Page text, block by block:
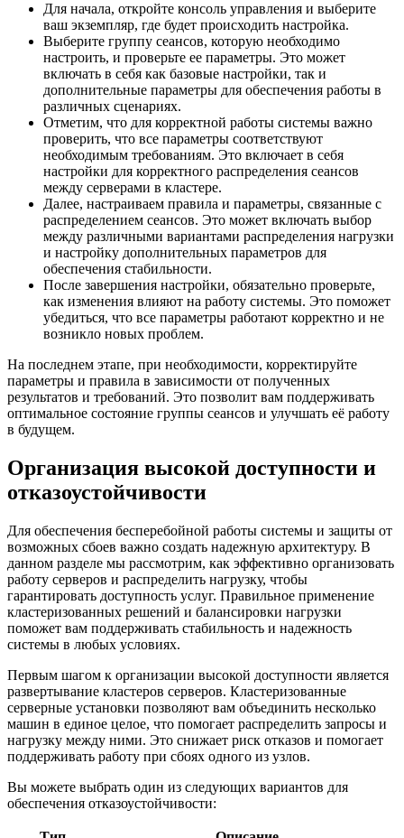
Для начала, откройте консоль управления и выберите
ваш экземпляр, где будет происходить настройка.
Выберите группу сеансов, которую необходимо
настроить, и проверьте ее параметры. Это может
включать в себя как базовые настройки, так и
дополнительные параметры для обеспечения работы в
различных сценариях.
Отметим, что для корректной работы системы важно
проверить, что все параметры соответствуют
необходимым требованиям. Это включает в себя
настройки для корректного распределения сеансов
между серверами в кластере.
Далее, настраиваем правила и параметры, связанные с
распределением сеансов. Это может включать выбор
между различными вариантами распределения нагрузки
и настройку дополнительных параметров для
обеспечения стабильности.
После завершения настройки, обязательно проверьте,
как изменения влияют на работу системы. Это поможет
убедиться, что все параметры работают корректно и не
возникло новых проблем.
На последнем этапе, при необходимости, корректируйте
параметры и правила в зависимости от полученных
результатов и требований. Это позволит вам поддерживать
оптимальное состояние группы сеансов и улучшать её работу
в будущем.
Организация высокой доступности и
отказоустойчивости
Для обеспечения бесперебойной работы системы и защиты от
возможных сбоев важно создать надежную архитектуру. В
данном разделе мы рассмотрим, как эффективно организовать
работу серверов и распределить нагрузку, чтобы
гарантировать доступность услуг. Правильное применение
кластеризованных решений и балансировки нагрузки
поможет вам поддерживать стабильность и надежность
системы в любых условиях.
Первым шагом к организации высокой доступности является
развертывание кластеров серверов. Кластеризованные
серверные установки позволяют вам объединить несколько
машин в единое целое, что помогает распределить запросы и
нагрузку между ними. Это снижает риск отказов и помогает
поддерживать работу при сбоях одного из узлов.
Вы можете выбрать один из следующих вариантов для
обеспечения отказоустойчивости: